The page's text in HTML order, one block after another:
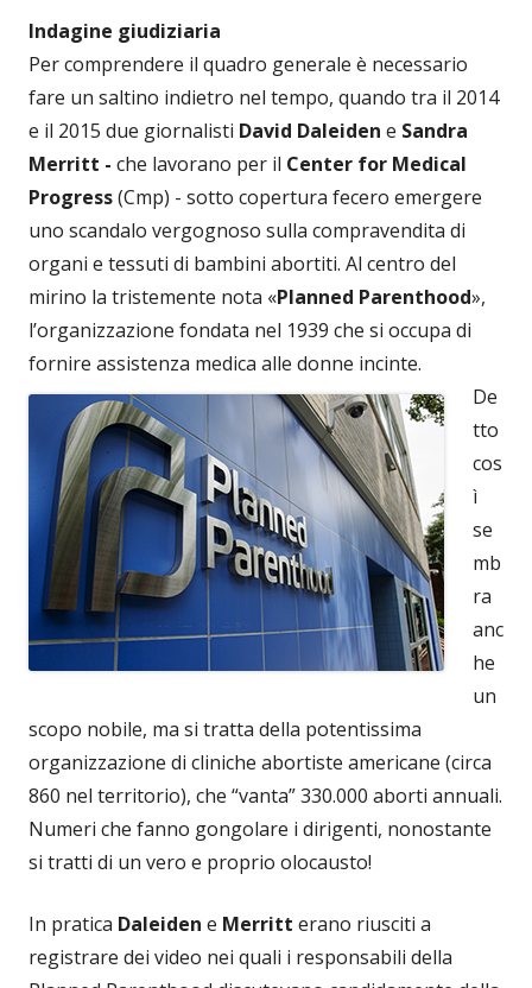
Indagine giudiziaria
Per comprendere il quadro generale è necessario
fare un saltino indietro nel tempo, quando tra il 2014
e il 2015 due giornalisti David Daleiden e Sandra
Merritt - che lavorano per il Center for Medical
Progress(Cmp) - sotto copertura fecero emergere
uno scandalo vergognoso sulla compravendita di
organi e tessuti di bambini abortiti. Al centro del
mirino la tristemente nota «Planned Parenthood»,
l’organizzazione fondata nel 1939 che si occupa di
fornire assistenza medica alle donne incinte.
De
tto
cos
ì
se
mb
ra
anc
he
un
scopo nobile, ma si tratta della potentissima
organizzazione di cliniche abortiste americane (circa
860 nel territorio), che “vanta” 330.000 aborti annuali.
Numeri che fanno gongolare i dirigenti, nonostante
si tratti di un vero e proprio olocausto!
In pratica Daleiden e Merritt erano riusciti a
registrare dei video nei quali i responsabili della